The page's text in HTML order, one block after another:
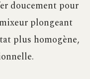
doucement pour
plongeant
plus homogène,